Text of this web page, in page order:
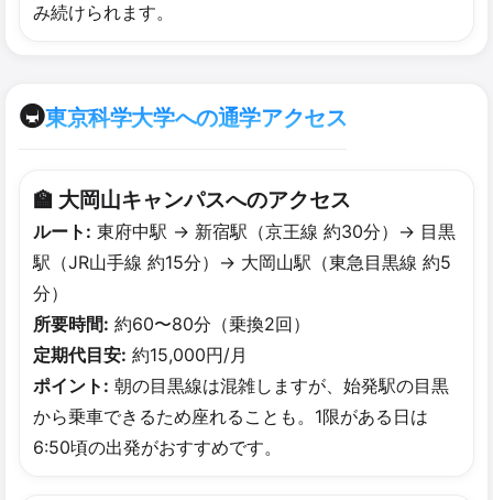
み続けられます。
🚇東京科学大学への通学アクセス
🏫 大岡山キャンパスへの​アクセス
ルート: 東府中駅 → 新宿駅（京王線 約30分）→ 目黒
駅（JR山手線 約15分）→ 大岡山駅（東急目黒線 約5
分）
所要時間: 約60〜80分（乗換2回）
定期代目安: 約15,000円/月
ポイント: 朝の目黒線は混雑しますが、始発駅の目黒
から乗車できるため座れることも。1限がある日は
6:50頃の出発がおすすめです。